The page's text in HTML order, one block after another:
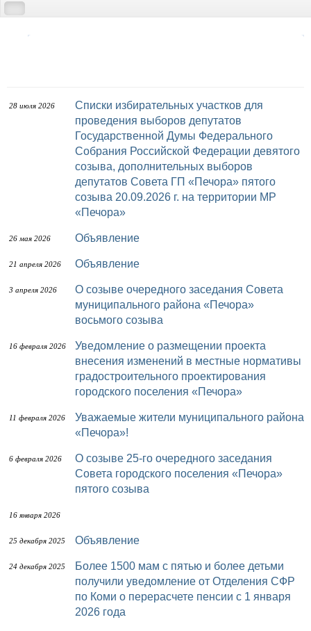
28 июля 2026
Списки избирательных участков для
проведения выборов депутатов
Государственной Думы Федерального
Собрания Российской Федерации девятого
созыва, дополнительных выборов
депутатов Совета ГП «Печора» пятого
созыва 20.09.2026 г. на территории МР
«Печора»
26 мая 2026 Объявление
21 апреля 2026 Объявление
3 апреля 2026
О созыве очередного заседания Совета
муниципального района «Печора»
восьмого созыва
16 февраля 2026
Уведомление о размещении проекта
внесения изменений в местные нормативы
градостроительного проектирования
городского поселения «Печора»
11 февраля 2026
Уважаемые жители муниципального района
«Печора»!
6 февраля 2026
О созыве 25-го очередного заседания
Совета городского поселения «Печора»
пятого созыва
16 января 2026
25 декабря 2025 Объявление
24 декабря 2025
Более 1500 мам с пятью и более детьми
получили уведомление от Отделения СФР
по Коми о перерасчете пенсии с 1 января
2026 года